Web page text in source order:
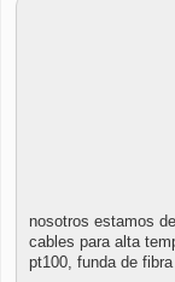
nosotros estamos
cables para alta
pt100, funda de